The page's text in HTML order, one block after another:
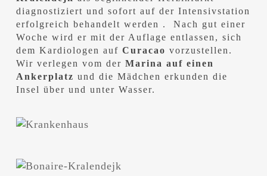
diagnostiziert und sofort auf der Intensivstation
erfolgreich behandelt werden . Nach gut einer
Woche wird er mit der Auflage entlassen, sich
dem Kardiologen auf Curacao vorzustellen.
Wir verlegen vom der Marina auf einen
Ankerplatz und die Mädchen erkunden die
Insel über und unter Wasser.